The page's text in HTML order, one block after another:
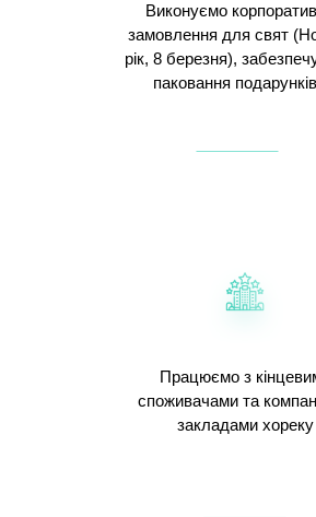
Виконуємо
замовлення для свят
рік, 8 березня),
паковання
Працюємо з
споживачами та
закладами хореку